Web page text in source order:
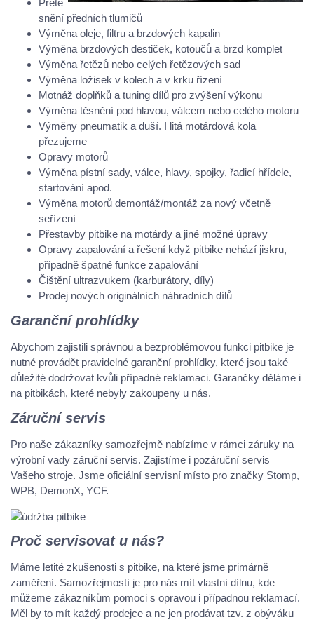
snění předních tlumičů
Výměna oleje, filtru a brzdových kapalin
Výměna brzdových destiček, kotoučů a brzd komplet
Výměna řetězů nebo celých řetězových sad
Výměna ložisek v kolech a v krku řízení
Motnáž doplňků a tuning dílů pro zvýšení výkonu
Výměna těsnění pod hlavou, válcem nebo celého motoru
Výměny pneumatik a duší. I litá motárdová kola
přezujeme
Opravy motorů
Výměna pístní sady, válce, hlavy, spojky, řadicí hřídele,
startování apod.
Výměna motorů demontáž/montáž za nový včetně
seřízení
Přestavby pitbike na motárdy a jiné možné úpravy
Opravy zapalování a řešení když pitbike nehází jiskru,
případně špatné funkce zapalování
Čištění ultrazvukem (karburátory, díly)
Prodej nových originálních náhradních dílů
Garanční prohlídky
Abychom zajistili správnou a bezproblémovou funkci pitbike je
nutné provádět pravidelné garanční prohlídky, které jsou také
důležité dodržovat kvůli případné reklamaci. Garančky děláme i
na pitbikách, které nebyly zakoupeny u nás.
Záruční servis
Pro naše zákazníky samozřejmě nabízíme v rámci záruky na
výrobní vady záruční servis. Zajistíme i pozáruční servis
Vašeho stroje. Jsme oficiální servisní místo pro značky Stomp,
WPB, DemonX, YCF.
Proč servisovat u nás?
Máme letité zkušenosti s pitbike, na které jsme primárně
zaměření. Samozřejmostí je pro nás mít vlastní dílnu, kde
můžeme zákazníkům pomoci s opravou i případnou reklamací.
Měl by to mít každý prodejce a ne jen prodávat tzv. z obýváku